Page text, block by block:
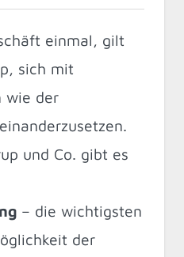
einmal, gilt
sich mit
wie der
und Co. gibt es
– die wichtigsten
der